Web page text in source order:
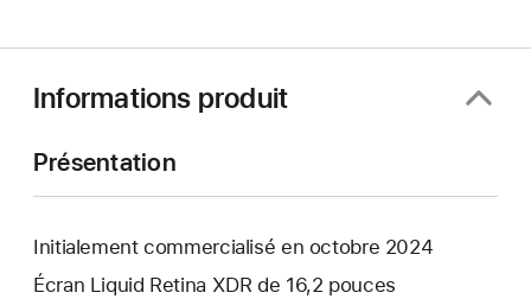
Informations produit
Présentation
Initialement commercialisé en octobre 2024
Écran Liquid Retina XDR de 16,2 pouces